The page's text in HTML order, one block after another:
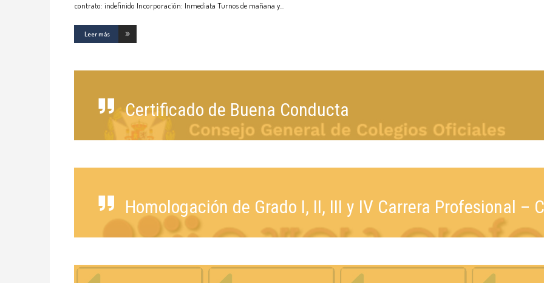
contrato: indefinido Incorporación: Inmediata Turnos de mañana y
Leer más
Certificado de Buena Conducta
Homologación de Grado I, II, III y IV Carrera Profesional –